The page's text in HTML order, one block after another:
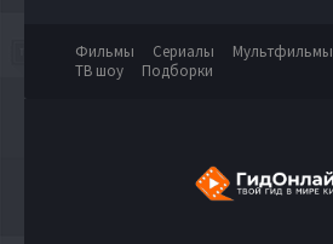
Фильмы Сериалы Мультфильмы
ТВ шоу
Подборки